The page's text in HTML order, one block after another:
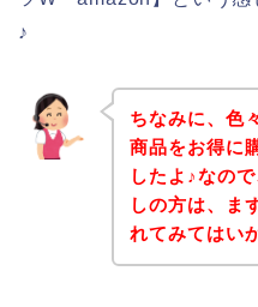
♪
ちなみに、色
商品をお得に
したよ♪なの
しの方は、ま
れてみてはい